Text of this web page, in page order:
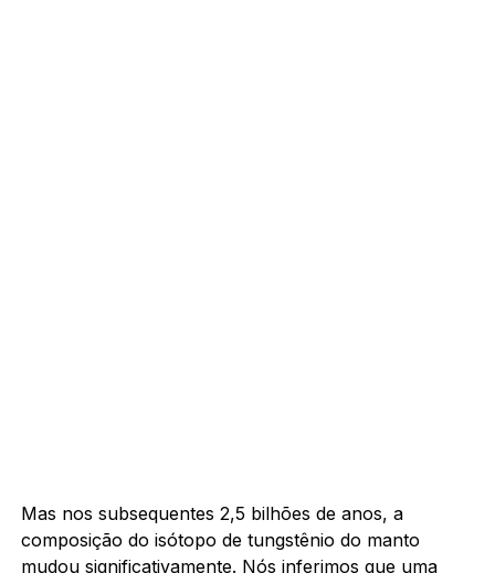
Mas nos subsequentes 2,5 bilhões de anos, a
composição do isótopo de tungstênio do manto
mudou significativamente. Nós inferimos que uma